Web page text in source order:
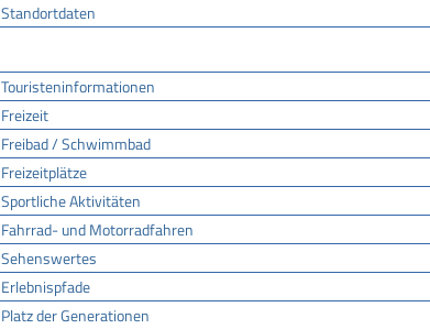
Standortdaten
Touristeninformationen
Freizeit
Freibad / Schwimmbad
Freizeitplätze
Sportliche Aktivitäten
Fahrrad- und Motorradfahren
Sehenswertes
Erlebnispfade
Platz der Generationen